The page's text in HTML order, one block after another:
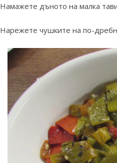
Намажете дъното на малка
Нарежете чушките на по-